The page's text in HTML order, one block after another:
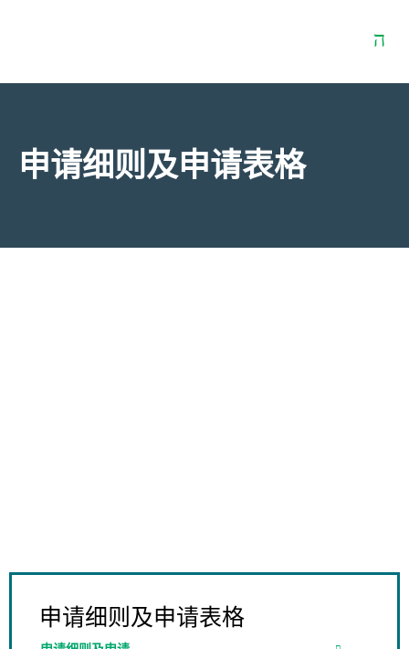
申请细则及申请表格
申请细则及申请表格